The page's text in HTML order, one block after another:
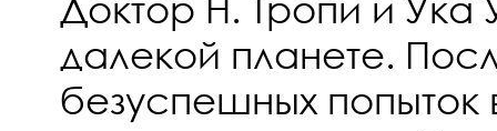
далекой планете.
безуспешных попыток